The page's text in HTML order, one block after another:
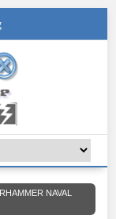
NAVAL